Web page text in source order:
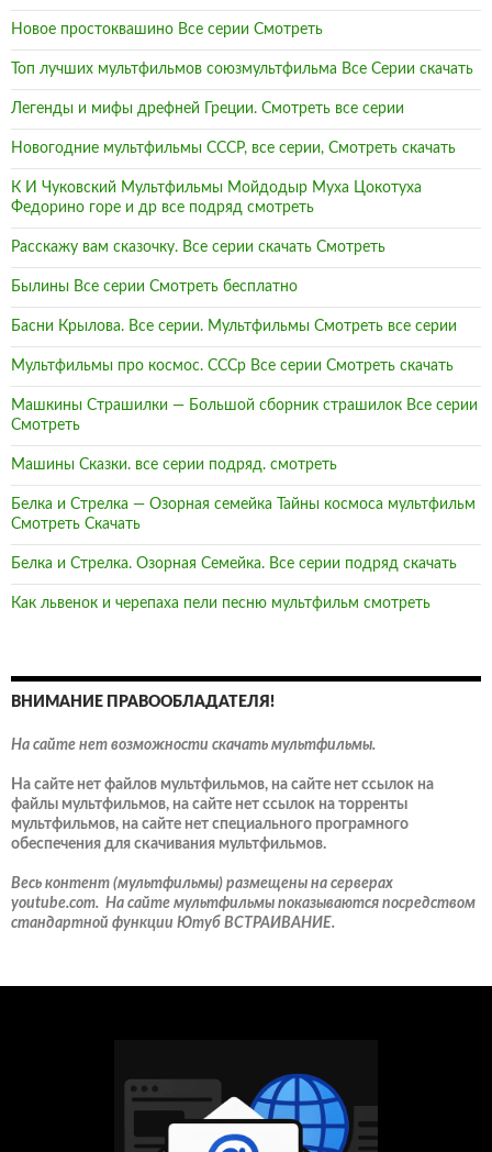
Новое простоквашино Все серии Смотреть
Топ лучших мультфильмов союзмультфильма Все Серии скачать
Легенды и мифы дрефней Греции. Смотреть все серии
Новогодние мультфильмы СССР, все серии, Смотреть скачать
К И Чуковский Мультфильмы Мойдодыр Муха Цокотуха
Федорино горе и др все подряд смотреть
Расскажу вам сказочку. Все серии скачать Смотреть
Былины Все серии Смотреть бесплатно
Басни Крылова. Все серии. Мультфильмы Смотреть все серии
Мультфильмы про космос. СССр Все серии Смотреть скачать
Машкины Страшилки — Большой сборник страшилок Все серии
Смотреть
Машины Сказки. все серии подряд. смотреть
Белка и Стрелка — Озорная семейка Тайны космоса мультфильм
Смотреть Скачать
Белка и Стрелка. Озорная Семейка. Все серии подряд скачать
Как львенок и черепаха пели песню мультфильм смотреть
ВНИМАНИЕ ПРАВООБЛАДАТЕЛЯ!
На сайте нет возможности скачать мультфильмы.
На сайте нет файлов мультфильмов, на сайте нет ссылок на
файлы мультфильмов, на сайте нет ссылок на торренты
мультфильмов, на сайте нет специального програмного
обеспечения для скачивания мультфильмов.
Весь контент (мультфильмы) размещены на серверах
youtube.com. На сайте мультфильмы показываются посредством
стандартной функции Ютуб ВСТРАИВАНИЕ.